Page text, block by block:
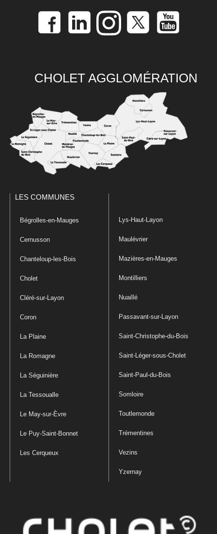
CHOLET AGGLOMÉRATION
LES COMMUNES
Bégrolles-en-Mauges
Cernusson
Chanteloup-les-Bois
Cholet
Cléré-sur-Layon
Coron
La Plaine
La Romagne
La Séguinière
La Tessoualle
Le May-sur-Èvre
Le Puy-Saint-Bonnet
Les Cerqueux
Lys-Haut-Layon
Maulévrier
Mazières-en-Mauges
Montilliers
Nuaillé
Passavant-sur-Layon
Saint-Christophe-du-Bois
Saint-Léger-sous-Cholet
Saint-Paul-du-Bois
Somloire
Toutlemonde
Trémentines
Vezins
Yzernay